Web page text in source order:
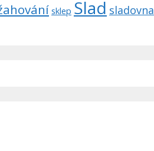
sklep Slad sladovna